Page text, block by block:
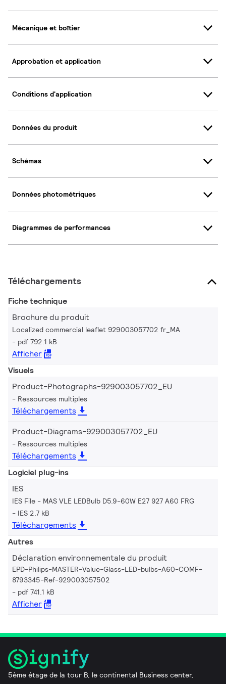
Mécanique et boîtier
Approbation et application
Conditions d'application
Données du produit
Schémas
Données photométriques
Diagrammes de performances
Téléchargements
Fiche technique
Brochure du produit
Localized commercial leaflet 929003057702 fr_MA
pdf 792.1 kB
Afficher
Visuels
Product-Photographs-929003057702_EU
Ressources multiples
Téléchargements
Product-Diagrams-929003057702_EU
Ressources multiples
Téléchargements
Logiciel plug-ins
IES
IES File - MAS VLE LEDBulb D5.9-60W E27 927 A60 FRG
IES 2.7 kB
Téléchargements
Autres
Déclaration environnementale du produit
EPD-Philips-MASTER-Value-Glass-LED-bulbs-A60-COMF-
8793345-Ref-929003057502
pdf 741.1 kB
Afficher
5ème étage de la tour B, le continental Business center,